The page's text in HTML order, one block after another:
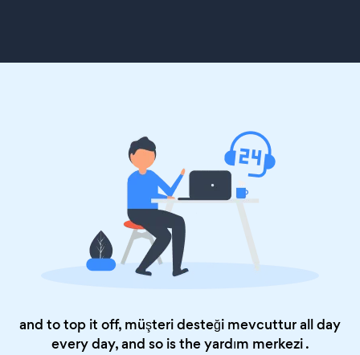
and to top it off, müşteri desteği mevcuttur all day
every day, and so is theyardım merkezi.